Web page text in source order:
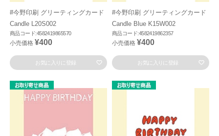
#今野印刷 グリーティングカード
Candle L20S002
商品コード:4582419865570
小売価格 ¥400
お気に入りに登録
#今野印刷 グリーティングカード
Candle Blue K15W002
商品コード:4582419862357
小売価格 ¥400
お気に入りに登録